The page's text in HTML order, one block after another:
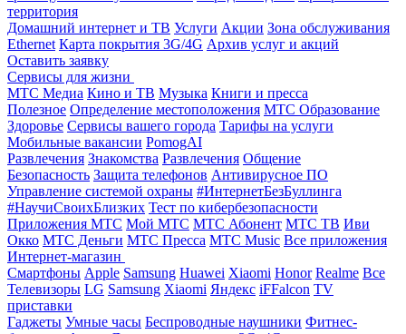
территория
Домашний интернет и ТВ Услуги Акции Зона обслуживания
Ethernet Карта покрытия 3G/4G Архив услуг и акций
Оставить заявку
Сервисы для жизни
МТС Медиа Кино и ТВ Музыка Книги и пресса
Полезное Определение местоположения МТС Образование
Здоровье Сервисы вашего города Тарифы на услуги
Мобильные вакансии PomogAI
Развлечения Знакомства Развлечения Общение
Безопасность Защита телефонов Антивирусное ПО
Управление системой охраны #ИнтернетБезБуллинга
#НаучиСвоихБлизких Тест по кибербезопасности
Приложения МТС Мой МТС МТС Абонент МТС ТВ Иви
Окко МТС Деньги МТС Пресса МТС Music Все приложения
Интернет-магазин
Смартфоны Apple Samsung Huawei Xiaomi Honor Realme Все
Телевизоры LG Samsung Xiaomi Яндекс iFFalcon TV
приставки
Гаджеты Умные часы Беспроводные наушники Фитнес-